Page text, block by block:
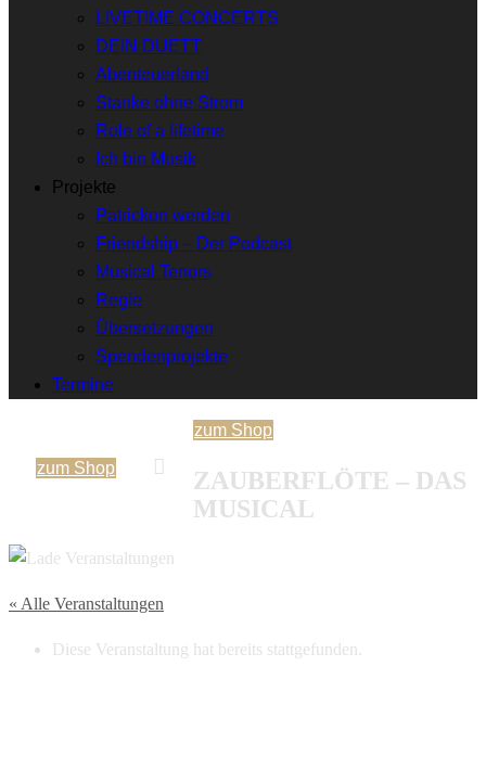
LIVET!ME CONCERTS
DEIN DUETT
Abenteuerland
Stanke ohne Strom
Role of a lifetime
Ich bin Musik
Projekte
Patrickon werden
Friendship – Der Podcast
Musical Tenors
Regie
Übersetzungen
Spendenprojekte
Termine
zum Shop
zum Shop
ZAUBERFLÖTE – DAS
MUSICAL
« Alle Veranstaltungen
Diese Veranstaltung hat bereits stattgefunden.